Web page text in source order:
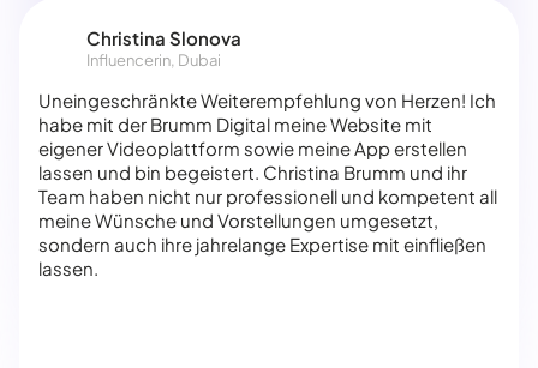
Christina Slonova
Influencerin, Dubai
Uneingeschränkte Weiterempfehlung von Herzen! Ich
habe mit der Brumm Digital meine Website mit
eigener Videoplattform sowie meine App erstellen
lassen und bin begeistert. Christina Brumm und ihr
Team haben nicht nur professionell und kompetent all
meine Wünsche und Vorstellungen umgesetzt,
sondern auch ihre jahrelange Expertise mit einfließen
lassen.